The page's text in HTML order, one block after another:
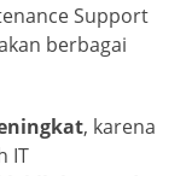
Support
berbagai
, karena
IT